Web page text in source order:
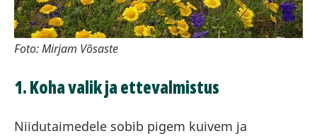
Foto: Mirjam Võsaste
1. Koha valik ja ettevalmistus
Niidutaimedele sobib pigem kuivem ja